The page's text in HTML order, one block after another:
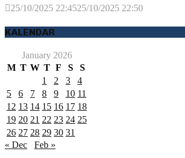
25/10/2025 22:4525/10/2025 22:50
KALENDAR
January 2026
M T W T F S
S
1
2 3
4
5
6 7 8 9 10 11
12 13 14 15 16 17 18
19 20 21 22 23 24 25
26 27 28 29 30 31
« Dec
Feb »